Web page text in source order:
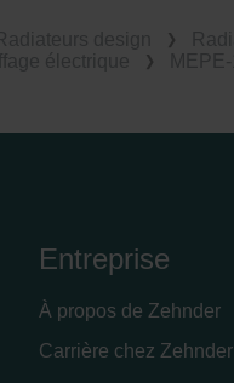
Entreprise
À propos de Zehnder
Carrière chez Zehnder